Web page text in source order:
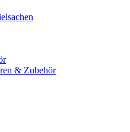
& Zubehör